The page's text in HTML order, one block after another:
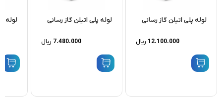
لوله پلی اتیلن گاز رسانی
ریال 12.100.000
لوله پلی اتیلن گاز رسانی
ریال 7.480.000
لوله